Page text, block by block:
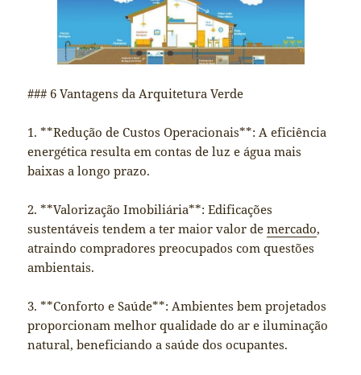
### 6 Vantagens da Arquitetura Verde
1. **Redução de Custos Operacionais**: A eficiência
energética resulta em contas de luz e água mais
baixas a longo prazo.
2. **Valorização Imobiliária**: Edificações
sustentáveis tendem a ter maior valor demercado,
atraindo compradores preocupados com questões
ambientais.
3. **Conforto e Saúde**: Ambientes bem projetados
proporcionam melhor qualidade do ar e iluminação
natural, beneficiando a saúde dos ocupantes.